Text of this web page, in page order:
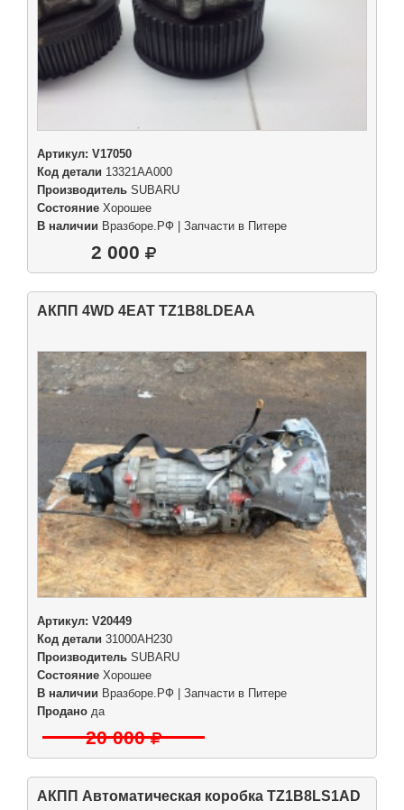
Артикул: V17050
Код детали 13321AA000
Производитель SUBARU
Состояние Хорошее
В наличии Вразборе.РФ | Запчасти в Питере
2 000
АКПП 4WD 4EAT TZ1B8LDEAA
Артикул: V20449
Код детали 31000AH230
Производитель SUBARU
Состояние Хорошее
В наличии Вразборе.РФ | Запчасти в Питере
Продано да
20 000
АКПП Автоматическая коробка TZ1B8LS1AD